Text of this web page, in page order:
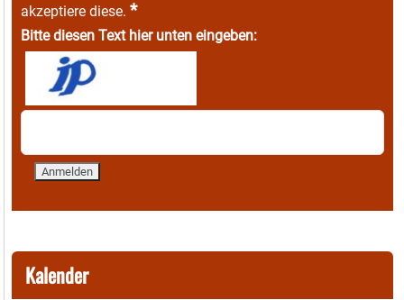
akzeptiere diese. *
Bitte diesen Text hier unten eingeben:
Kalender